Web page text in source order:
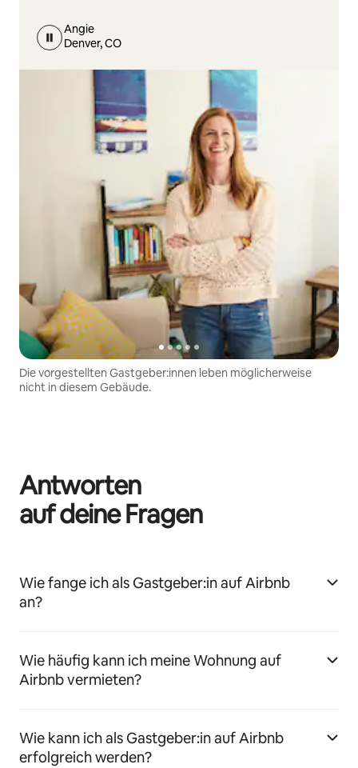
Angie
Denver, CO
Die vorgestellten Gastgeber:innen leben möglicherweise
nicht in diesem Gebäude.
Antworten
auf deine Fragen
Wie fange ich als Gastgeber:in auf Airbnb
an?
Wie häufig kann ich meine Wohnung auf
Airbnb vermieten?
Wie kann ich als Gastgeber:in auf Airbnb
erfolgreich werden?